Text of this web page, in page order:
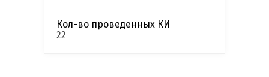
Кол-во проведенных КИ
22